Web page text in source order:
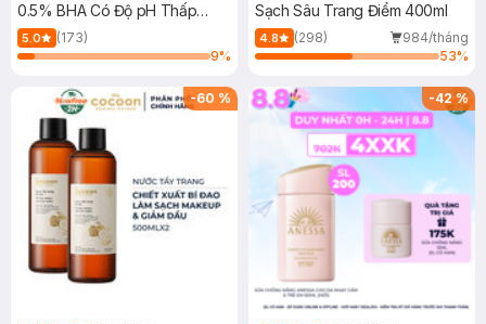
0.5% BHA Có Độ pH Thấp
150ml
5.0
(173)
9%
Sạch Sâu Trang Điểm 400ml
4.8 (298)
984/tháng
53%
-60 % -42%